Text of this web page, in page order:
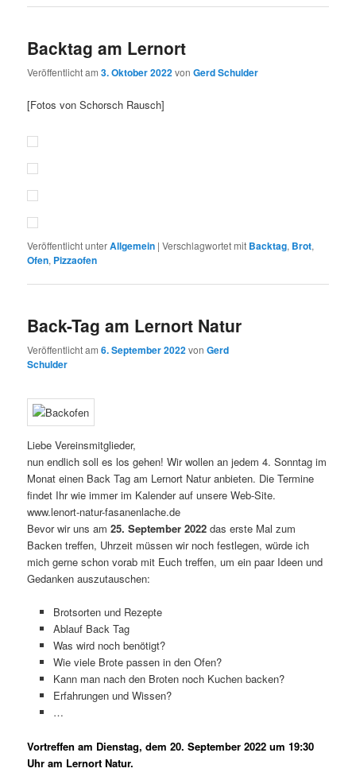
Backtag am Lernort
Veröffentlicht am3. Oktober 2022vonGerd Schulder
[Fotos von Schorsch Rausch]
Veröffentlicht unterAllgemein |Verschlagwortet mit Backtag, Brot,
Ofen, Pizzaofen
Back-Tag am Lernort Natur
Veröffentlicht am6. September 2022vonGerd
Schulder
Liebe Vereinsmitglieder,
nun endlich soll es los gehen! Wir wollen an jedem 4. Sonntag im
Monat einen Back Tag am Lernort Natur anbieten. Die Termine
findet Ihr wie immer im Kalender auf unsere Web-Site.
www.lenort-natur-fasanenlache.de
Bevor wir uns am25. September 2022 das erste Mal zum
Backen treffen, Uhrzeit müssen wir noch festlegen, würde ich
mich gerne schon vorab mit Euch treffen, um ein paar Ideen und
Gedanken auszutauschen:
Brotsorten und Rezepte
Ablauf Back Tag
Was wird noch benötigt?
Wie viele Brote passen in den Ofen?
Kann man nach den Broten noch Kuchen backen?
Erfahrungen und Wissen?
…
Vortreffen am Dienstag, dem 20. September 2022 um 19:30
Uhr am Lernort Natur.